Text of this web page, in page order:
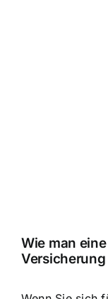
Wie man